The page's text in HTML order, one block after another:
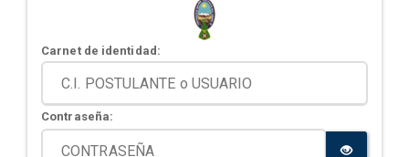
Carnet de identidad:
Contraseña: